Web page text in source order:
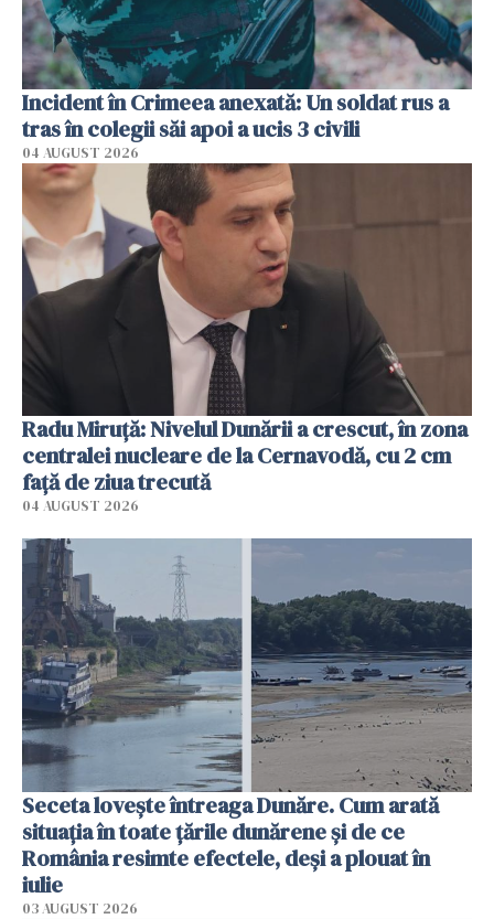
Incident în Crimeea anexată: Un soldat rus a
tras în colegii săi apoi a ucis 3 civili
04 AUGUST 2026
Radu Miruţă: Nivelul Dunării a crescut, în zona
centralei nucleare de la Cernavodă, cu 2 cm
faţă de ziua trecută
04 AUGUST 2026
Seceta lovește întreaga Dunăre. Cum arată
situația în toate țările dunărene și de ce
România resimte efectele, deși a plouat în
iulie
03 AUGUST 2026